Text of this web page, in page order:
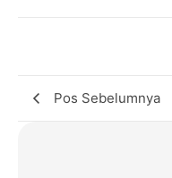
Pos Sebelumnya